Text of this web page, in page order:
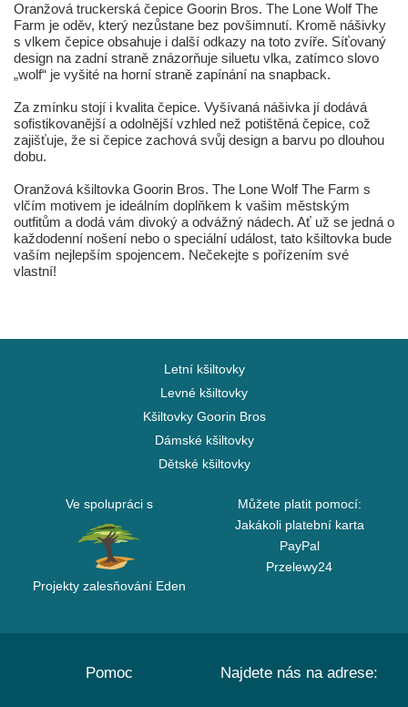
Oranžová truckerská čepice Goorin Bros. The Lone Wolf The
Farm je oděv, který nezůstane bez povšimnutí. Kromě nášivky
s vlkem čepice obsahuje i další odkazy na toto zvíře. Síťovaný
design na zadní straně znázorňuje siluetu vlka, zatímco slovo
„wolf“ je vyšité na horní straně zapínání na snapback.
Za zmínku stojí i kvalita čepice. Vyšívaná nášivka jí dodává
sofistikovanější a odolnější vzhled než potištěná čepice, což
zajišťuje, že si čepice zachová svůj design a barvu po dlouhou
dobu.
Oranžová kšiltovka Goorin Bros. The Lone Wolf The Farm s
vlčím motivem je ideálním doplňkem k vašim městským
outfitům a dodá vám divoký a odvážný nádech. Ať už se jedná o
každodenní nošení nebo o speciální událost, tato kšiltovka bude
vaším nejlepším spojencem. Nečekejte s pořízením své
vlastní!
Letní kšiltovky
Levné kšiltovky
Kšiltovky Goorin Bros
Dámské kšiltovky
Dětské kšiltovky
Ve spolupráci s
Projekty zalesňování Eden
Můžete platit pomocí:
Jakákoli platební karta
PayPal
Przelewy24
Pomoc Najdete nás na adrese: